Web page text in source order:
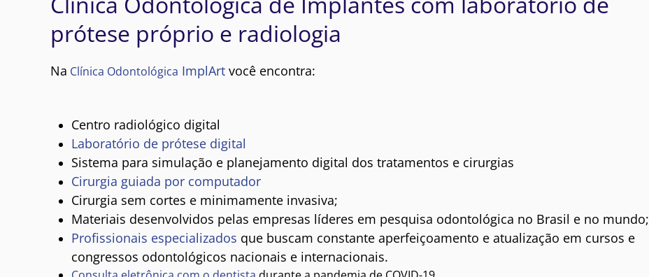
prótese próprio e radiologia
Na Clínica Odontológica ImplArt você encontra:
Centro radiológico digital
Laboratório de prótese digital
Sistema para simulação e planejamento digital dos tratamentos e cirurgias
Cirurgia guiada por computador
Cirurgia sem cortes e minimamente invasiva;
Materiais desenvolvidos pelas empresas líderes em pesquisa odontológica no Brasil e no mundo;
Profissionais especializados que buscam constante aperfeiçoamento e atualização em cursos e
congressos odontológicos nacionais e internacionais.